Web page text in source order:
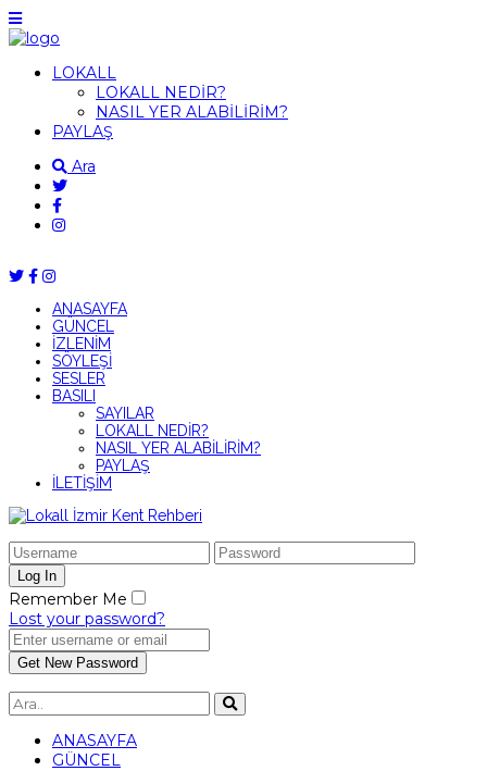
LOKALL
LOKALL NEDİR?
NASIL YER ALABİLİRİM?
PAYLAŞ
Ara
ANASAYFA
GÜNCEL
İZLENİM
SÖYLEŞİ
SESLER
BASILI
SAYILAR
LOKALL NEDİR?
NASIL YER ALABİLİRİM?
PAYLAŞ
İLETİŞİM
Remember Me
Lost your password?
ANASAYFA
GÜNCEL